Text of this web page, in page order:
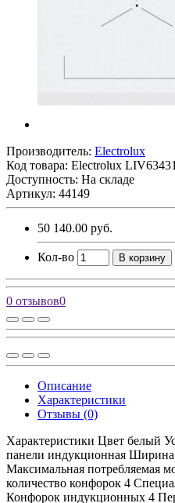
Производитель: Electrolux
Код товара: Electrolux
Доступность: На складе
Артикул: 44149
50 140.00 руб.
Кол-во В корзину
0 отзывов0
Описание
Характеристики
Отзывы (0)
Характеристики Цвет белый
панели индукционная
Максимальная потребляемая
количество конфорок 4
Конфорок индукционных 4